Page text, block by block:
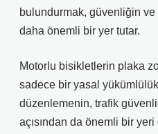
bulundurmak, güvenliğin
daha önemli bir yer tutar.
Motorlu bisikletlerin plaka
sadece bir yasal
düzenlemenin, trafik
açısından da önemli bir